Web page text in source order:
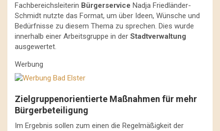
Fachbereichsleiterin Bürgerservice Nadja Friedländer-
Schmidt nutzte das Format, um über Ideen, Wünsche und
Bedürfnisse zu diesem Thema zu sprechen. Dies wurde
innerhalb einer Arbeitsgruppe in der Stadtverwaltung
ausgewertet.
Werbung
Zielgruppenorientierte Maßnahmen für mehr
Bürgerbeteiligung
Im Ergebnis sollen zum einen die Regelmäßigkeit der